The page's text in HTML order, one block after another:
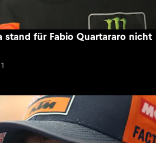
stand für Fabio Quartararo nicht